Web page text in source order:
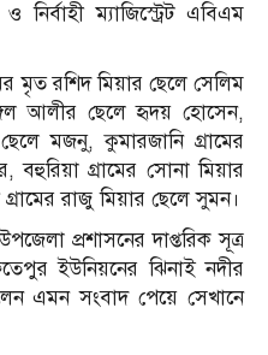
নির্বাহী ম্যাজিস্ট্রেট এবিএম
মৃত রশিদ মিয়ার ছেলে সেলিম
আলীর ছেলে হৃদয় হোসেন,
মজনু, কুমারজানি গ্রামের
বহুরিয়া গ্রামের সোনা মিয়ার
রাজু মিয়ার ছেলে সুমন।
প্রশাসনের দাপ্তরিক সূত্র
ইউনিয়নের ঝিনাই নদীর
এমন সংবাদ পেয়ে সেখানে